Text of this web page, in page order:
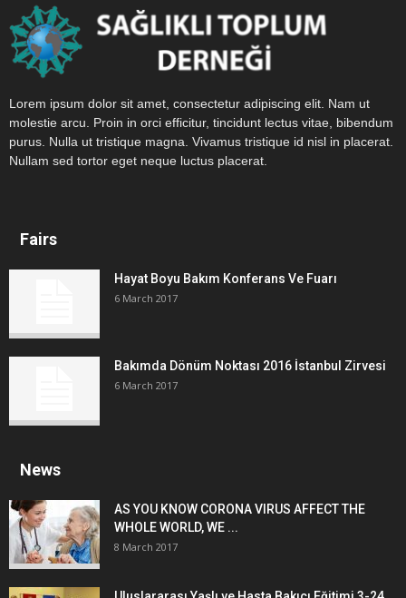
Lorem ipsum dolor sit amet, consectetur adipiscing elit. Nam ut
molestie arcu. Proin in orci efficitur, tincidunt lectus vitae, bibendum
purus. Nulla ut tristique magna. Vivamus tristique id nisl in placerat.
Nullam sed tortor eget neque luctus placerat.
Fairs
Hayat Boyu Bakım Konferans Ve Fuarı
6 March 2017
Bakımda Dönüm Noktası 2016 İstanbul Zirvesi
6 March 2017
News
AS YOU KNOW CORONA VIRUS AFFECT THE
WHOLE WORLD, WE ...
8 March 2017